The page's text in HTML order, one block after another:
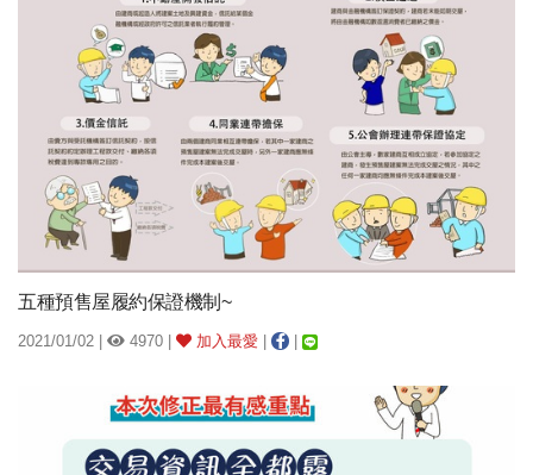
五種預售屋履約保證機制~
2021/01/02 | 4970 | 加入最愛